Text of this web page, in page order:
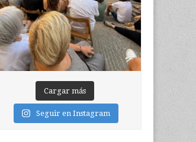
Cargar más
Seguir en Instagram